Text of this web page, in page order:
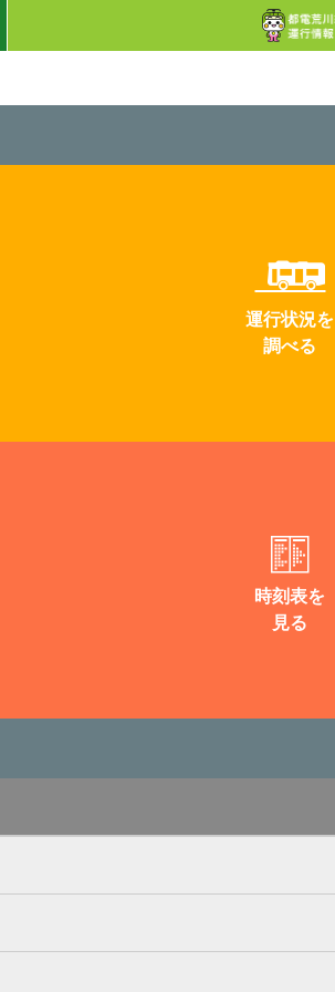
運行状況を
調べる
時刻表を
見る